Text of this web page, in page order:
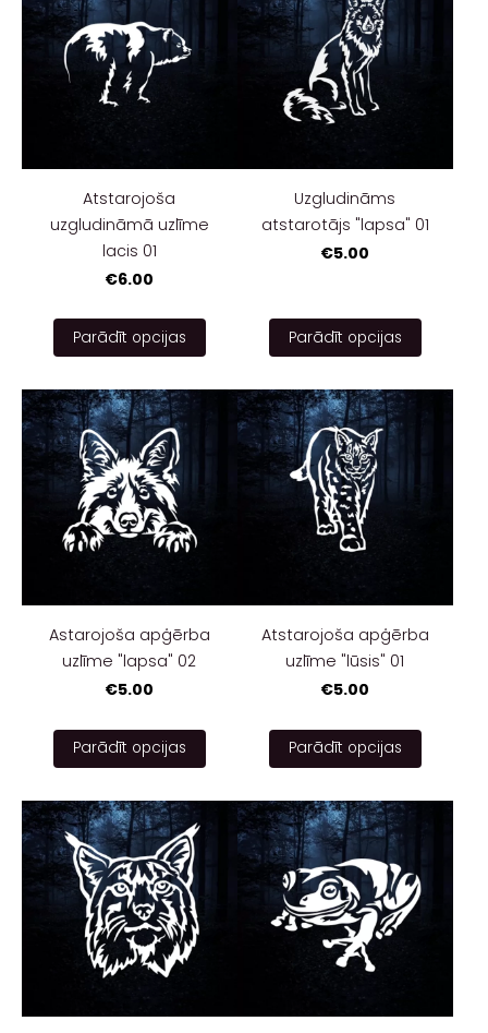
Atstarojoša
uzgludināmā uzlīme
lacis 01
€6.00
Parādīt opcijas
Uzgludināms
atstarotājs "lapsa" 01
€5.00
Parādīt opcijas
Astarojoša apģērba
uzlīme "lapsa" 02
€5.00
Parādīt opcijas
Atstarojoša apģērba
uzlīme "lūsis" 01
€5.00
Parādīt opcijas